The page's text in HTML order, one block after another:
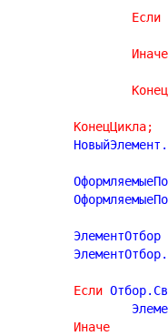
Если
Иначе
КонецЦикла;
	ЭлементОтбор
Если
Иначе